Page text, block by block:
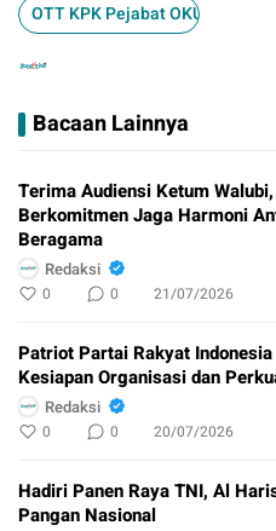
OTT KPK Pejabat OKU Terkait
Bacaan Lainnya
Terima Audiensi Ketum
Berkomitmen Jaga Harmoni
Beragama
Redaksi
0 0 21/07/2026
Patriot Partai Rakyat
Kesiapan Organisasi dan
Redaksi
0 0 20/07/2026
Hadiri Panen Raya TNI, Al
Pangan Nasional